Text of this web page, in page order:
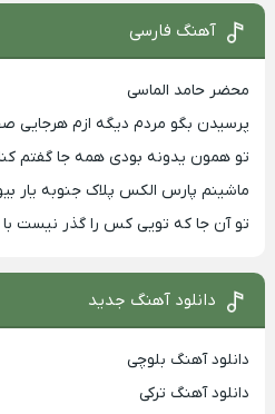
آهنگ فارسی
محضر حامد الماسی
پرسیدن بگو مردم دیگه ازم
تو همون یدونه بودی همه جا گفتم
ماشینم پارس الکس پلاک جنوبه یار
تو آن جا که تویی کس را گذر
دانلود آهنگ جدید
دانلود آهنگ بلوچی
دانلود آهنگ ترکی